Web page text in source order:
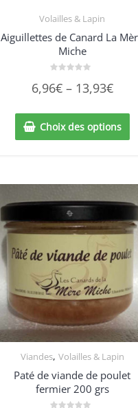
Volailles & Lapin
Aiguillettes de Canard La
Miche
0
6,96€– 13,93€
Choix des options
Viandes, Volailles & Lapin
Paté de viande de poulet
fermier 200 grs